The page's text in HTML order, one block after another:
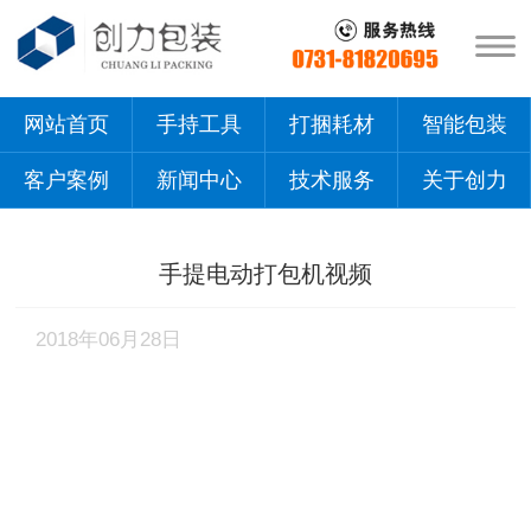
网站首页 手持工具 打捆耗材 智能包装
客户案例 新闻中心 技术服务 关于创力
手提电动打包机视频
2018年06月28日